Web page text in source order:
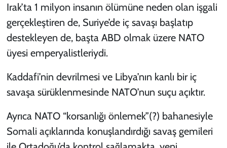
Irak’ta 1 milyon insanın ölümüne neden olan işgali
gerçekleştiren de, Suriye’de iç savaşı başlatıp
destekleyen de, başta ABD olmak üzere NATO
üyesi emperyalistleriydi.
Kaddafi’nin devrilmesi ve Libya’nın kanlı bir iç
savaşa sürüklenmesinde NATO’nun suçu açıktır.
Ayrıca NATO “korsanlığı önlemek”(?) bahanesiyle
Somali açıklarında konuşlandırdığı savaş gemileri